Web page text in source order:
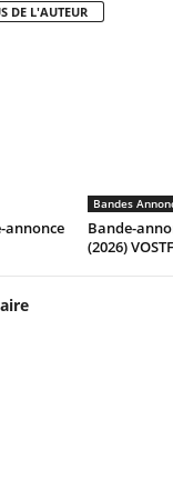
DE L'AUTEUR
annonce
Bandes
Bande-
(2026)